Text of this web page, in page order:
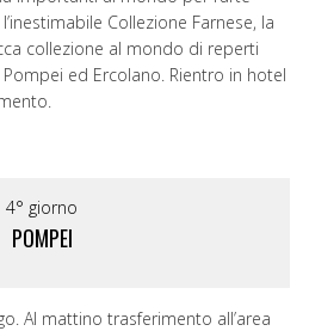
Collezione Farnese, la
collezione al mondo di reperti
ed Ercolano. Rientro in hotel
4° giorno
POMPEI
Al mattino trasferimento all’area